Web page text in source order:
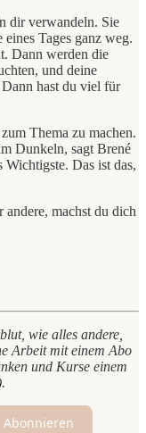
dir verwandeln. Sie
Tages ganz weg.
Dann werden die
und deine
hast du viel für
Thema zu machen.
Dunkeln, sagt Brené
Das ist das,
machst du dich
wie alles andere,
Arbeit mit einem Abo
und Kurse einem
Abonnieren